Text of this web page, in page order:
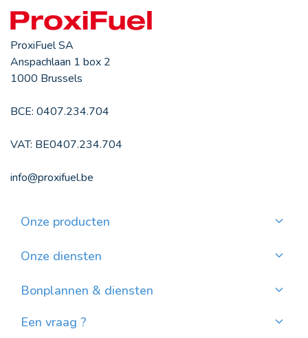
ProxiFuel SA
Anspachlaan 1 box 2
1000 Brussels
BCE: 0407.234.704
VAT: BE0407.234.704
info@proxifuel.be
Onze producten
Kwalitatievepellets bestellen
Onze diensten
Waar pellets vinden?
Bonplannen & diensten
Evolutie van de Mazoutprijs in België
Een vraag ?